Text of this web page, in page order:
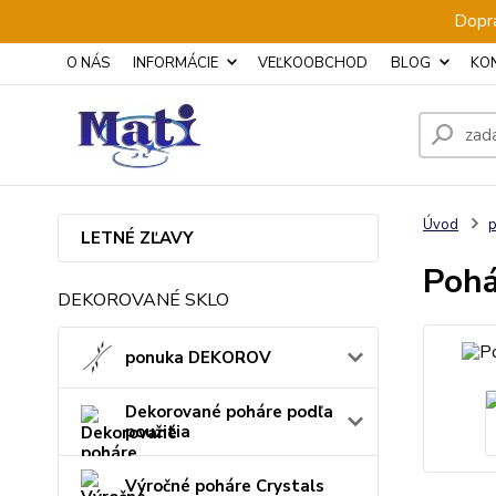
O NÁS INFORMÁCIE VEĽKOOBCHOD BLOG
LETNÉ ZĽAVY
DEKOROVANÉ SKLO
ponuka DEKOROV
Dekorované poháre podľa
použitia
Výročné poháre Crystals
Úvod